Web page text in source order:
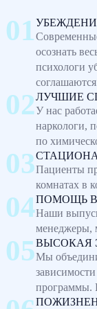
осознать
психологи
ЛУЧШИЕ
У нас
наркологи,
по
Пациенты
комнатах в
ПОМОЩЬ В
Наши
менеджеры,
ВЫСОКАЯ
Мы
программы.